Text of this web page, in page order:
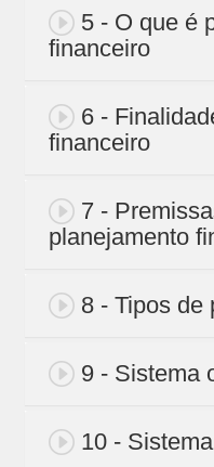
5 - O que é
financeiro
6 -
financeiro
7 -
planejamento
8 - Tipos de
9 - Sistema
10 -